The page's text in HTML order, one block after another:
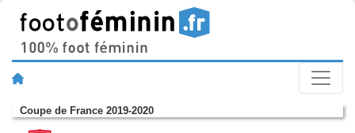
Coupe de France 2019-2020